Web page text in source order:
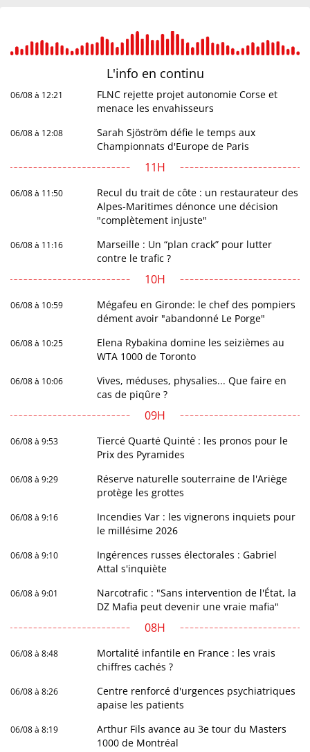
L'info en continu
06/08 à 12:21
FLNC rejette projet autonomie Corse et
menace les envahisseurs
06/08 à 12:08
Sarah Sjöström défie le temps aux
Championnats d'Europe de Paris
11H
06/08 à 11:50
Recul du trait de côte : un restaurateur des
Alpes-Maritimes dénonce une décision
"complètement injuste"
06/08 à 11:16
Marseille : Un “plan crack” pour lutter
contre le trafic ?
10H
06/08 à 10:59
Mégafeu en Gironde: le chef des pompiers
dément avoir "abandonné Le Porge"
06/08 à 10:25
Elena Rybakina domine les seizièmes au
WTA 1000 de Toronto
06/08 à 10:06
Vives, méduses, physalies... Que faire en
cas de piqûre ?
09H
06/08 à 9:53
Tiercé Quarté Quinté : les pronos pour le
Prix des Pyramides
06/08 à 9:29
Réserve naturelle souterraine de l'Ariège
protège les grottes
06/08 à 9:16
Incendies Var : les vignerons inquiets pour
le millésime 2026
06/08 à 9:10
Ingérences russes électorales : Gabriel
Attal s'inquiète
06/08 à 9:01
Narcotrafic : "Sans intervention de l'État, la
DZ Mafia peut devenir une vraie mafia"
08H
06/08 à 8:48
Mortalité infantile en France : les vrais
chiffres cachés ?
06/08 à 8:26
Centre renforcé d'urgences psychiatriques
apaise les patients
06/08 à 8:19
Arthur Fils avance au 3e tour du Masters
1000 de Montréal